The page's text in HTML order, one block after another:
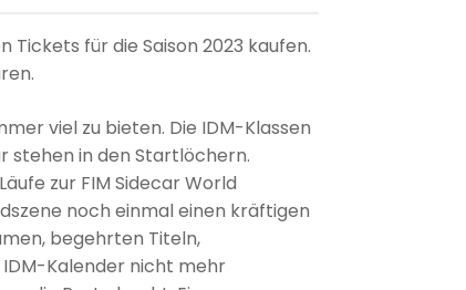
für die Saison 2023 kaufen.
viel zu bieten. Die IDM-Klassen
stehen in den Startlöchern.
zur FIM Sidecar World
noch einmal einen kräftigen
begehrten Titeln,
Kalender nicht mehr